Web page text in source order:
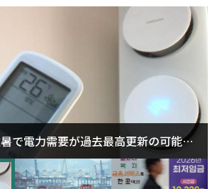
で電力需要が過去最高更新の可能性
制を点検